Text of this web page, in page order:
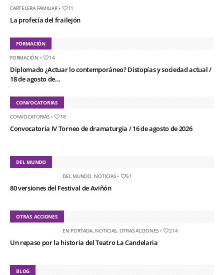
CARTELERA FAMILIAR• 11
La profecía del frailejón
FORMACIÓN
FORMACIÓN • 14
Diplomado ¿Actuar lo contemporáneo? Distopías y sociedad actual /
18 de agosto de...
CONVOCATORIAS
CONVOCATORIAS• 18
Convocatoria IV Torneo de dramaturgia / 16 de agosto de 2026
DEL MUNDO
DEL MUNDO, NOTICIAS• 51
80 versiones del Festival de Aviñón
OTRAS ACCIONES
EN PORTADA, NOTICIAS OTRAS ACCIONES • 214
Un repaso por la historia del Teatro La Candelaria
BLOG